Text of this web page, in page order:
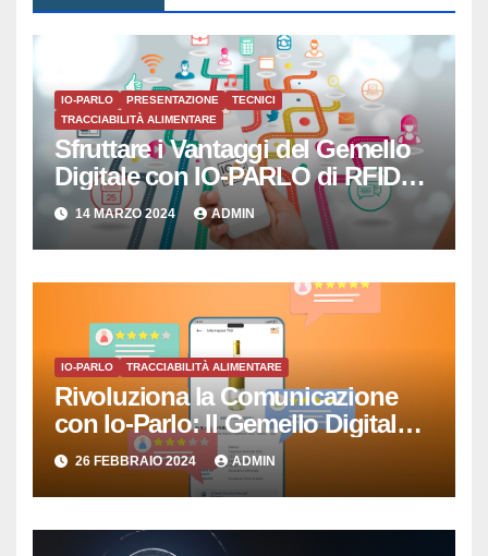
IO-PARLO PRESENTAZIONE
TECNICI
TRACCIABILITÀ ALIMENTARE
Sfruttare i Vantaggi del Gemello
Digitale con IO-PARLO di RFID
SISTEMI SRL
14 MARZO 2024 ADMIN
IO-PARLO TRACCIABILITÀ ALIMENTARE
Rivoluziona la Comunicazione
con Io-Parlo: Il Gemello Digitale
che Semplicemente Parla
26 FEBBRAIO 2024 ADMIN